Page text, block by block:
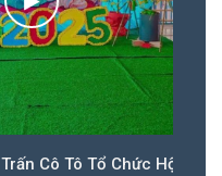
Tô Tổ Chức Hội Xuân